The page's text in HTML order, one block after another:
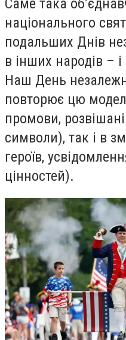
національного
подальших Днів
в інших народів –
Наш День
повторює цю
промови,
символи), так і в
героїв,
цінностей).